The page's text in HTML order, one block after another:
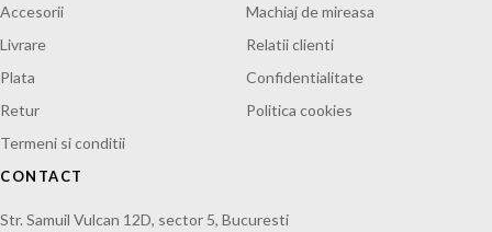
Accesorii
Livrare
Plata
Retur
Termeni si conditii
Machiaj de mireasa
Relatii clienti
Confidentialitate
Politica cookies
CONTACT
Str. Samuil Vulcan 12D, sector 5, Bucuresti